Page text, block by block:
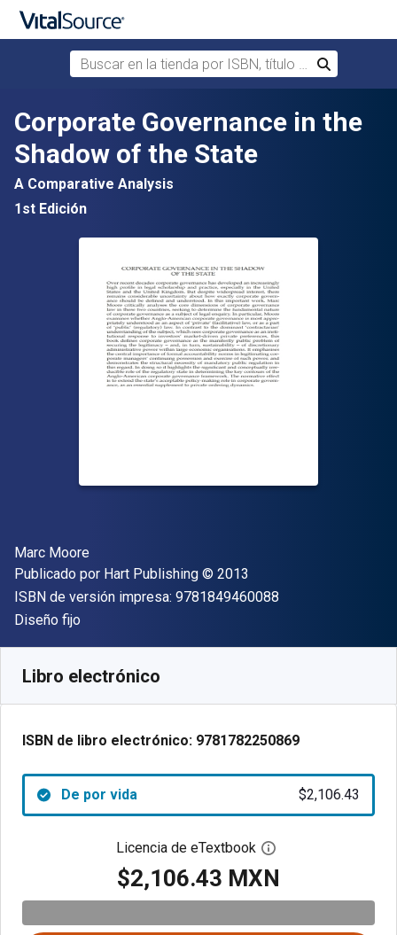
Buscar en la tienda por ISBN, título o autor
Buscar
Corporate Governance in the
Shadow of the State
A Comparative Analysis
1st Edición
Autor(es)
Marc Moore
Editor
Publicado por Hart Publishing Copyright
© 2013
ISBN de versión impresa: 9781849460088
Formato
Diseño fijo
Libro electrónico
ISBN de libro electrónico: 9781782250869
De por vida $2,106.43
Licencia de eTextbook Abre el cuadro de
$2,106.43 MXN